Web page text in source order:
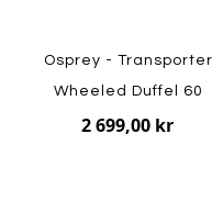
Osprey - Transporter
Wheeled Duffel 60
2 699,00 kr